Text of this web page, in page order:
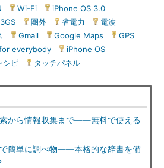
Wi-Fi iPhone OS 3.0
圏外 省電力 電波
Gmail Google Maps GPS
everybody iPhone OS
シピ
タッチパネル
から情報収集まで――無料で使える
簡単に調べ物――本格的な辞書を備